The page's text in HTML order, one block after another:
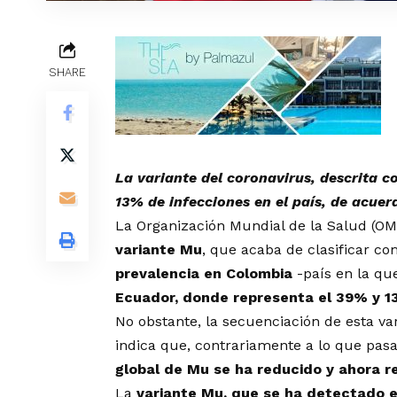
SHARE
La variante del coronavirus, descrita
13% de infecciones en el país, de
La Organización Mundial de la Salud
variante Mu, que acaba de clasificar
prevalencia en Colombia -país en la
Ecuador, donde representa el 39% y
No obstante, la secuenciación de esta
indica que, contrariamente a lo que
global de Mu se ha reducido y ahora
La variante Mu, que se ha detectado